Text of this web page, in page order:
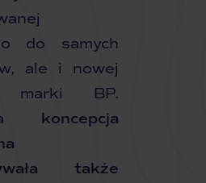
do samych
ale i nowej
marki BP.
koncepcja
także